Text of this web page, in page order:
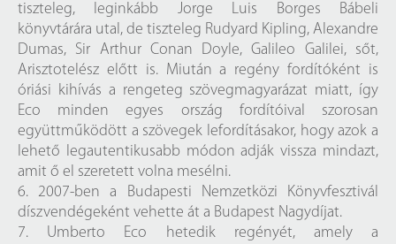
tiszteleg, leginkább Jorge Luis Borges Bábeli
könyvtárára utal, de tiszteleg Rudyard Kipling, Alexandre
Dumas, Sir Arthur Conan Doyle, Galileo Galilei, sőt,
Arisztotelész előtt is. Miután a regény fordítóként is
óriási kihívás a rengeteg szövegmagyarázat miatt, így
Eco minden egyes ország fordítóival szorosan
együttműködött a szövegek lefordításakor, hogy azok a
lehető legautentikusabb módon adják vissza mindazt,
amit ő el szeretett volna mesélni.
6. 2007-ben a Budapesti Nemzetközi Könyvfesztivál
díszvendégeként vehette át a Budapest Nagydíjat.
7. Umberto Eco hetedik regényét, amely a